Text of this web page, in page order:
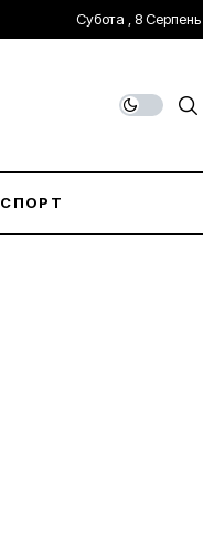
Субота , 8
СПОРТ